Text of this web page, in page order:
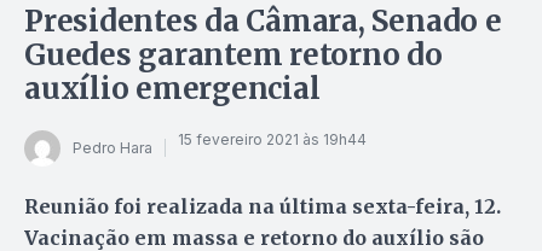
Presidentes da Câmara, Senado e
Guedes garantem retorno do
auxílio emergencial
Pedro Hara 15 fevereiro 2021 às 19h44
Reunião foi realizada na última sexta-feira, 12.
Vacinação em massa e retorno do auxílio são